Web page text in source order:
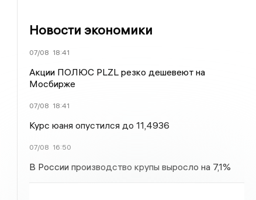
Новости экономики
07/08 18:41
Акции ПОЛЮС PLZL резко дешевеют на
Мосбирже
07/08 18:41
Курс юаня опустился до 11,4936
07/08 16:50
В России производство крупы выросло на 7,1%